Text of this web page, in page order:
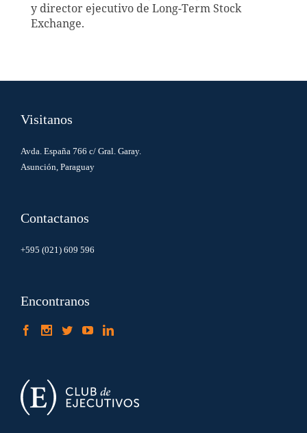
y director ejecutivo de Long-Term Stock
Exchange.
Visitanos
Avda. España 766 c/ Gral. Garay.
Asunción, Paraguay
Contactanos
+595 (021) 609 596
Encontranos